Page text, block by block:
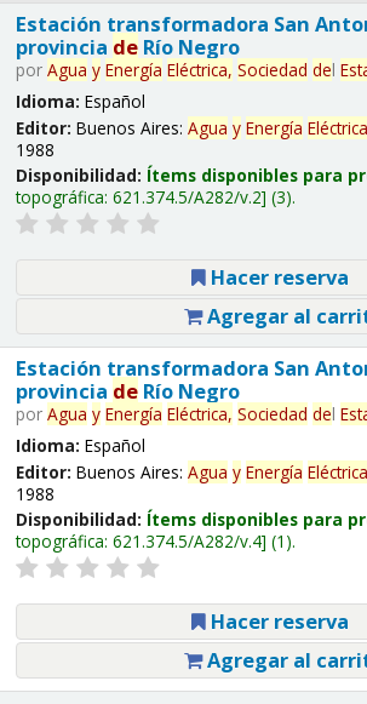
Estación transformadora San
provincia deRío Negro
por Agua y Energía Eléctrica, Sociedad del
Idioma: Español
Editor: Buenos Aires: Agua y Energía
1988
Disponibilidad: Ítems disponibles para
topográfica: 621.374.5/A282/v.2 (3).
Hacer reserva
Agregar al
Estación transformadora San
provincia deRío Negro
por Agua y Energía Eléctrica, Sociedad del
Idioma: Español
Editor: Buenos Aires: Agua y Energía
1988
Disponibilidad: Ítems disponibles para
topográfica: 621.374.5/A282/v.4 (1).
Hacer reserva
Agregar al